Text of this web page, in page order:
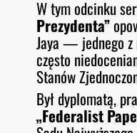
O
D
E
RSS FEED
LINK
EMBED
W tym odcinku
Prezydenta”
Jaya — jednego z
często
Stanów
Był dyplomatą,
„Federalist